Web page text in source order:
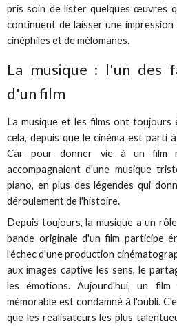
pris soin de lister quelques œuvres
continuent de laisser une
cinéphiles et de mélomanes.
La musique : l'un des
d'un film
La musique et les films ont toujours
cela, depuis que le cinéma est parti
Car pour donner vie à un film
accompagnaient d'une musique
piano, en plus des légendes qui
déroulement de l'histoire.
Depuis toujours, la musique a un
bande originale d'un film participe
l'échec d'une production
aux images captive les sens, le
les émotions. Aujourd'hui, un
mémorable est condamné à l'oubli.
que les réalisateurs les plus